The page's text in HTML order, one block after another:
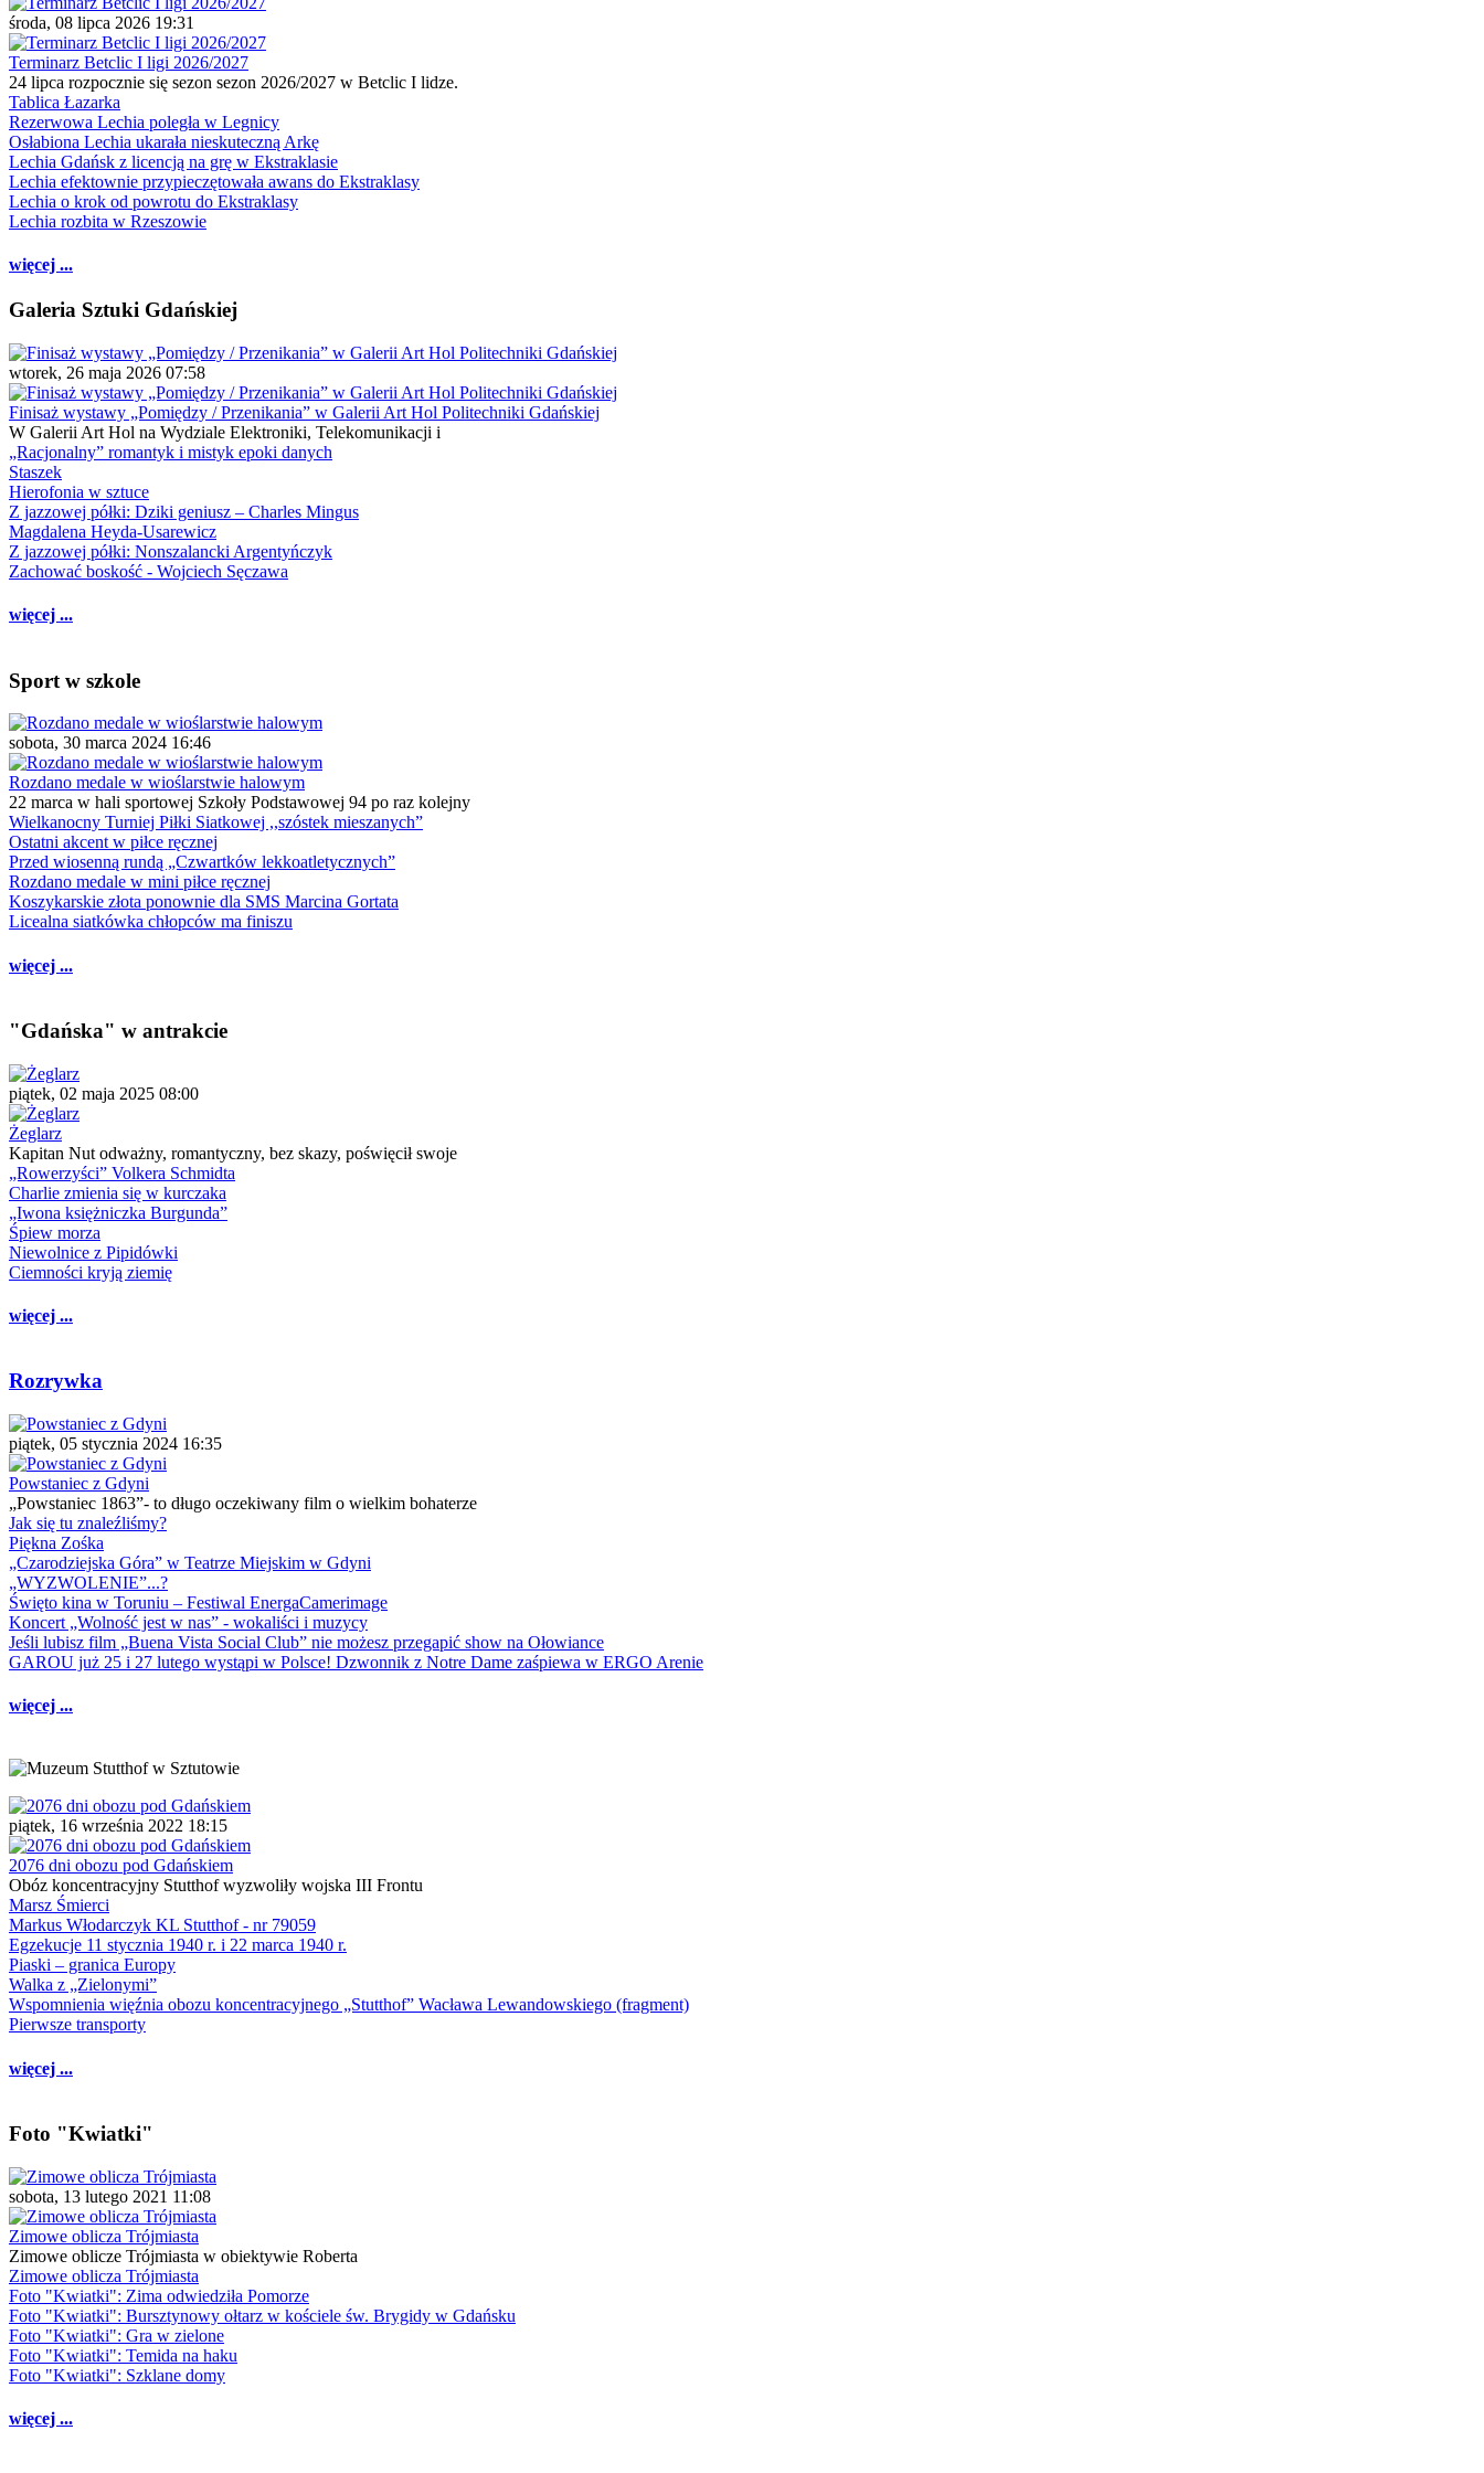
środa, 08 lipca 2026 19:31
Terminarz Betclic I ligi 2026/2027
24 lipca rozpocznie się sezon sezon 2026/2027 w Betclic I lidze.
Tablica Łazarka
Rezerwowa Lechia poległa w Legnicy
Osłabiona Lechia ukarała nieskuteczną Arkę
Lechia Gdańsk z licencją na grę w Ekstraklasie
Lechia efektownie przypieczętowała awans do Ekstraklasy
Lechia o krok od powrotu do Ekstraklasy
Lechia rozbita w Rzeszowie
więcej ...
Galeria Sztuki Gdańskiej
wtorek, 26 maja 2026 07:58
Finisaż wystawy „Pomiędzy / Przenikania” w Galerii Art Hol Politechniki Gdańskiej
W Galerii Art Hol na Wydziale Elektroniki, Telekomunikacji i
„Racjonalny” romantyk i mistyk epoki danych
Staszek
Hierofonia w sztuce
Z jazzowej półki: Dziki geniusz – Charles Mingus
Magdalena Heyda-Usarewicz
Z jazzowej półki: Nonszalancki Argentyńczyk
Zachować boskość - Wojciech Sęczawa
więcej ...
Sport w szkole
sobota, 30 marca 2024 16:46
Rozdano medale w wioślarstwie halowym
22 marca w hali sportowej Szkoły Podstawowej 94 po raz kolejny
Wielkanocny Turniej Piłki Siatkowej ,,szóstek mieszanych”
Ostatni akcent w piłce ręcznej
Przed wiosenną rundą „Czwartków lekkoatletycznych”
Rozdano medale w mini piłce ręcznej
Koszykarskie złota ponownie dla SMS Marcina Gortata
Licealna siatkówka chłopców ma finiszu
więcej ...
"Gdańska" w antrakcie
piątek, 02 maja 2025 08:00
Żeglarz
Kapitan Nut odważny, romantyczny, bez skazy, poświęcił swoje
„Rowerzyści” Volkera Schmidta
Charlie zmienia się w kurczaka
„Iwona księżniczka Burgunda”
Śpiew morza
Niewolnice z Pipidówki
Ciemności kryją ziemię
więcej ...
Rozrywka
piątek, 05 stycznia 2024 16:35
Powstaniec z Gdyni
„Powstaniec 1863”- to długo oczekiwany film o wielkim bohaterze
Jak się tu znaleźliśmy?
Piękna Zośka
„Czarodziejska Góra” w Teatrze Miejskim w Gdyni
„WYZWOLENIE”...?
Święto kina w Toruniu – Festiwal EnergaCamerimage
Koncert „Wolność jest w nas” - wokaliści i muzycy
Jeśli lubisz film „Buena Vista Social Club” nie możesz przegapić show na Ołowiance
GAROU już 25 i 27 lutego wystąpi w Polsce! Dzwonnik z Notre Dame zaśpiewa w ERGO Arenie
więcej ...
piątek, 16 września 2022 18:15
2076 dni obozu pod Gdańskiem
Obóz koncentracyjny Stutthof wyzwoliły wojska III Frontu
Marsz Śmierci
Markus Włodarczyk KL Stutthof - nr 79059
Egzekucje 11 stycznia 1940 r. i 22 marca 1940 r.
Piaski – granica Europy
Walka z „Zielonymi”
Wspomnienia więźnia obozu koncentracyjnego „Stutthof” Wacława Lewandowskiego (fragment)
Pierwsze transporty
więcej ...
Foto "Kwiatki"
sobota, 13 lutego 2021 11:08
Zimowe oblicza Trójmiasta
Zimowe oblicze Trójmiasta w obiektywie Roberta
Zimowe oblicza Trójmiasta
Foto "Kwiatki": Zima odwiedziła Pomorze
Foto "Kwiatki": Bursztynowy ołtarz w kościele św. Brygidy w Gdańsku
Foto "Kwiatki": Gra w zielone
Foto "Kwiatki": Temida na haku
Foto "Kwiatki": Szklane domy
więcej ...